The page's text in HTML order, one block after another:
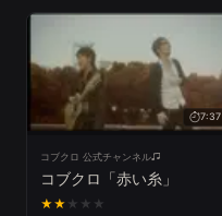
7:37
コブクロ 公式チャンネル
コブクロ「赤い糸」
★★ ★ ★ ★